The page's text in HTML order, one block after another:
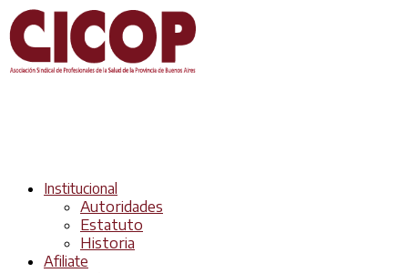
Institucional
Autoridades
Estatuto
Historia
Afiliate